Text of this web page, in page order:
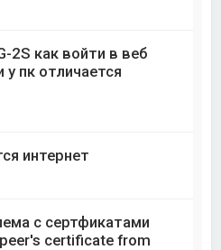
2S как войти в веб
у пк отличается
интернет
с сертфикатами
certificate from